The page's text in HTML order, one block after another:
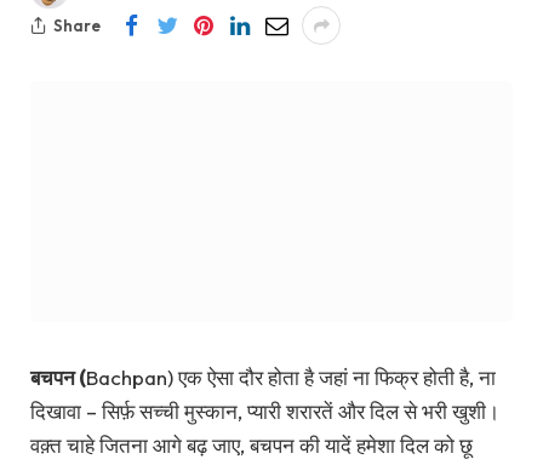
Share
बचपन (Bachpan)एक ऐसा दौर होता है जहां ना फिक्र होती है, ना
दिखावा – सिर्फ़ सच्ची मुस्कान, प्यारी शरारतें और दिल से भरी खुशी।
वक़्त चाहे जितना आगे बढ़ जाए, बचपन की यादें हमेशा दिल को छू